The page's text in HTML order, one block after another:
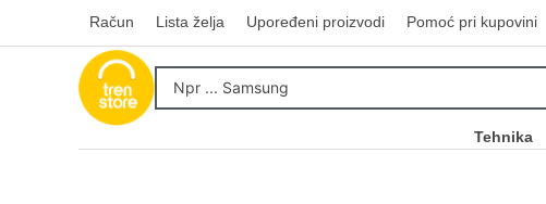
Račun Lista želja Upoređeni proizvodi Pomoć pri kupovini
Tehnika